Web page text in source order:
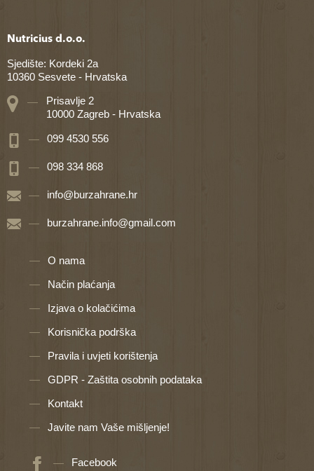
Nutricius d.o.o.
Sjedište: Kordeki 2a
10360 Sesvete - Hrvatska
Prisavlje 2
10000 Zagreb - Hrvatska
099 4530 556
098 334 868
info@burzahrane.hr
burzahrane.info@gmail.com
O nama
Način plaćanja
Izjava o kolačićima
Korisnička podrška
Pravila i uvjeti korištenja
GDPR - Zaštita osobnih podataka
Kontakt
Javite nam Vaše mišljenje!
Facebook